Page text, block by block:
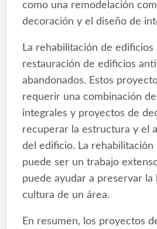
como una remodelación
decoración y el diseño de
La rehabilitación de
restauración de edificios
abandonados. Estos
requerir una combinación
integrales y proyectos de
recuperar la estructura y el
del edificio. La rehabilitación
puede ser un trabajo
puede ayudar a preservar la
cultura de un área.
En resumen, los proyectos